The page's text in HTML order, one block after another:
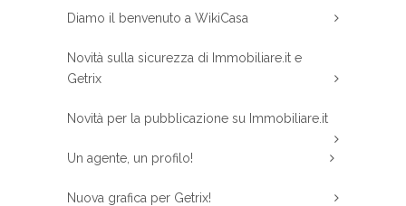
Diamo il benvenuto a WikiCasa
Novità sulla sicurezza di Immobiliare.it e
Getrix
Novità per la pubblicazione su Immobiliare.it
Un agente, un profilo!
Nuova grafica per Getrix!